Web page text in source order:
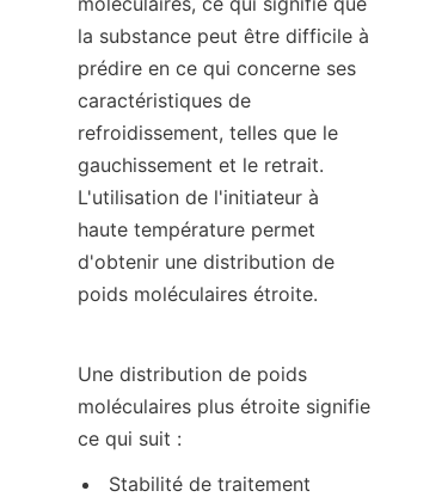
la substance peut être difficile à
prédire en ce qui concerne ses
caractéristiques de
refroidissement, telles que le
gauchissement et le retrait.
L'utilisation de l'initiateur à
haute température permet
d'obtenir une distribution de
poids moléculaires étroite.
Une distribution de poids
moléculaires plus étroite signifie
ce qui suit :
Stabilité de traitement